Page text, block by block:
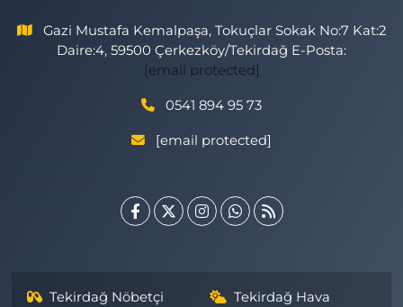
Gazi Mustafa Kemalpaşa, Tokuçlar Sokak No:7 Kat:2
Daire:4, 59500 Çerkezköy/Tekirdağ E-Posta:
[email protected]
0541 894 95 73
[email protected]
Tekirdağ Nöbetçi
Tekirdağ Hava